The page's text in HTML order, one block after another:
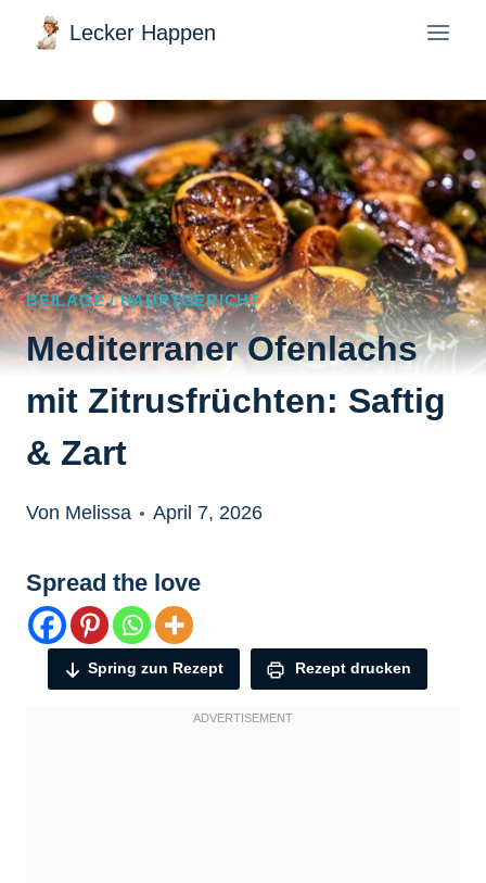
Zum
Inhalt
springen
Lecker Happen
BEILAGE / HAUPTGERICHT
Mediterraner Ofenlachs
mit Zitrusfrüchten: Saftig
& Zart
Von Melissa April 7, 2026
Spread the love
Spring zun Rezept Rezept drucken